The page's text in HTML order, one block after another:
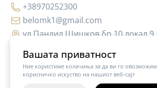
Вашата приватност
Ние користиме колачиња за да ви го
корисничко искуство на нашиот веб-сајт
+38970252300
belomk1@gmail.com
ул.Пандил Шишков бр.10,локал 9